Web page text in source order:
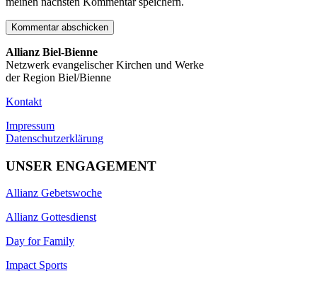
Allianz Biel-Bienne
Netzwerk evangelischer Kirchen und Werke
der Region Biel/Bienne
Kontakt
Impressum
Datenschutzerklärung
UNSER ENGAGEMENT
Allianz Gebetswoche
Allianz Gottesdienst
Day for Family
Impact Sports